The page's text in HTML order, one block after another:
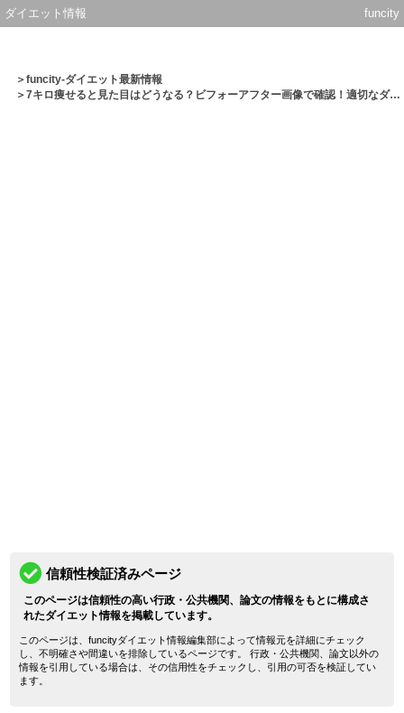
ダイエット情報 funcity
＞funcity-ダイエット最新情報
＞7キロ痩せると見た目はどうなる？ビフォーアフター画像で確認！適切なダイエット期間も解説
信頼性検証済みページ
このページは信頼性の高い行政・公共機関、論文の情報をもとに構成さ
れたダイエット情報を掲載しています。
このページは、funcityダイエット情報編集部によって情報元を詳細にチェック
し、不明確さや間違いを排除しているページです。 行政・公共機関、論文以外の
情報を引用している場合は、その信用性をチェックし、引用の可否を検証してい
ます。